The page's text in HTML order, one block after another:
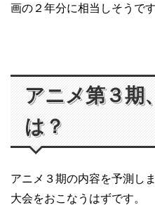
画の２年分に相当しそうです
アニメ第３期
は？
アニメ３期の内容を予測し
大会をおこなうはずです。